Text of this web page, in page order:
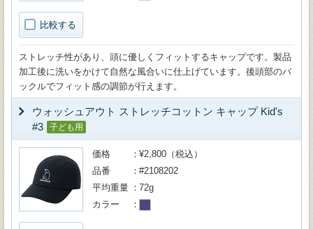
比較する
ストレッチ性があり、頭に優しくフィットするキャップです。製品
加工後に洗いをかけて自然な風合いに仕上げています。後頭部のバ
ックルでフィット感の調節が行えます。
ウォッシュアウト ストレッチコットン キャップ Kid's
#3
子ども用
価格
¥2,800（税込）
品番
#2108202
平均重量
72g
カラー